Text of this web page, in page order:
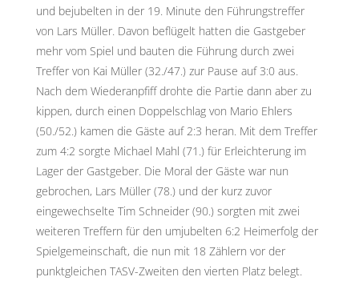
und bejubelten in der 19. Minute den Führungstreffer
von Lars Müller. Davon beflügelt hatten die Gastgeber
mehr vom Spiel und bauten die Führung durch zwei
Treffer von Kai Müller (32./47.) zur Pause auf 3:0 aus.
Nach dem Wiederanpfiff drohte die Partie dann aber zu
kippen, durch einen Doppelschlag von Mario Ehlers
(50./52.) kamen die Gäste auf 2:3 heran. Mit dem Treffer
zum 4:2 sorgte Michael Mahl (71.) für Erleichterung im
Lager der Gastgeber. Die Moral der Gäste war nun
gebrochen, Lars Müller (78.) und der kurz zuvor
eingewechselte Tim Schneider (90.) sorgten mit zwei
weiteren Treffern für den umjubelten 6:2 Heimerfolg der
Spielgemeinschaft, die nun mit 18 Zählern vor der
punktgleichen TASV-Zweiten den vierten Platz belegt.